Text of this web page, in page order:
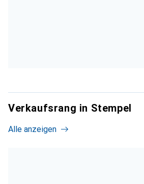
Verkaufsrang in Stempel
Alle anzeigen